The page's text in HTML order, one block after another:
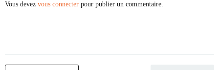
Vous devez vous connecter pour publier un commentaire.